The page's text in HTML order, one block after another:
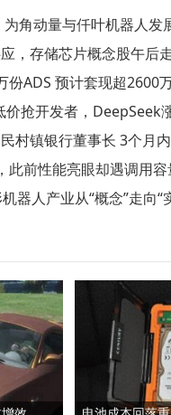
角动量与仟叶机器人发
，存储芯片概念股午后
份ADS 预计套现超2600
抢开发者，DeepSeek
村镇银行董事长 3个月
前性能亮眼却遇调用容
器人产业从“概念”走向“